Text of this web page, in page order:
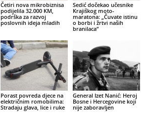
Četiri nova mikrobiznisa
podijelila 32.000 KM,
podrška za razvoj
poslovnih ideja mladih
Sedić dočekao učesnike
Krajiškog moto-
maratona: „Čuvate istinu
o borbi i žrtvi naših
branilaca“
Porast povreda djece na
električnim romobilima:
Stradaju glava, lice i ruke
General Izet Nanić: Heroj
Bosne i Hercegovine koji
nije zaboravljen